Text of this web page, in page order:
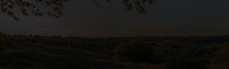
Ferienparks Ferienpark Zeebad Preise vergleichen